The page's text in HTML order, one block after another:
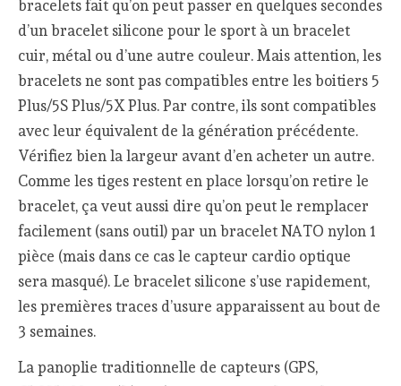
bracelets fait qu’on peut passer en quelques secondes
d’un bracelet silicone pour le sport à un bracelet
cuir, métal ou d’une autre couleur. Mais attention, les
bracelets ne sont pas compatibles entre les boitiers 5
Plus/5S Plus/5X Plus. Par contre, ils sont compatibles
avec leur équivalent de la génération précédente.
Vérifiez bien la largeur avant d’en acheter un autre.
Comme les tiges restent en place lorsqu’on retire le
bracelet, ça veut aussi dire qu’on peut le remplacer
facilement (sans outil) par un bracelet NATO nylon 1
pièce (mais dans ce cas le capteur cardio optique
sera masqué). Le bracelet silicone s’use rapidement,
les premières traces d’usure apparaissent au bout de
3 semaines.
La panoplie traditionnelle de capteurs (GPS,